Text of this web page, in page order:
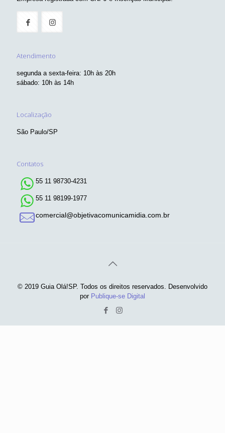
Atendimento
segunda a sexta-feira: 10h às 20h
sábado: 10h às 14h
Localização
São Paulo/SP
Contatos
55 11 98730-4231
55 11 98199-1977
comercial@objetivacomunicamidia.com.br
© 2019 Guia Olá!SP. Todos os direitos reservados. Desenvolvido
por Publique-se Digital